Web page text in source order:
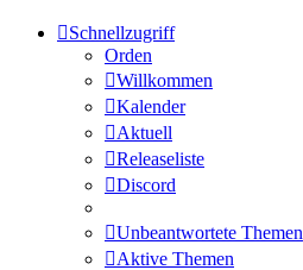
Schnellzugriff
Orden
Willkommen
Kalender
Aktuell
Releaseliste
Discord
Unbeantwortete Themen
Aktive Themen